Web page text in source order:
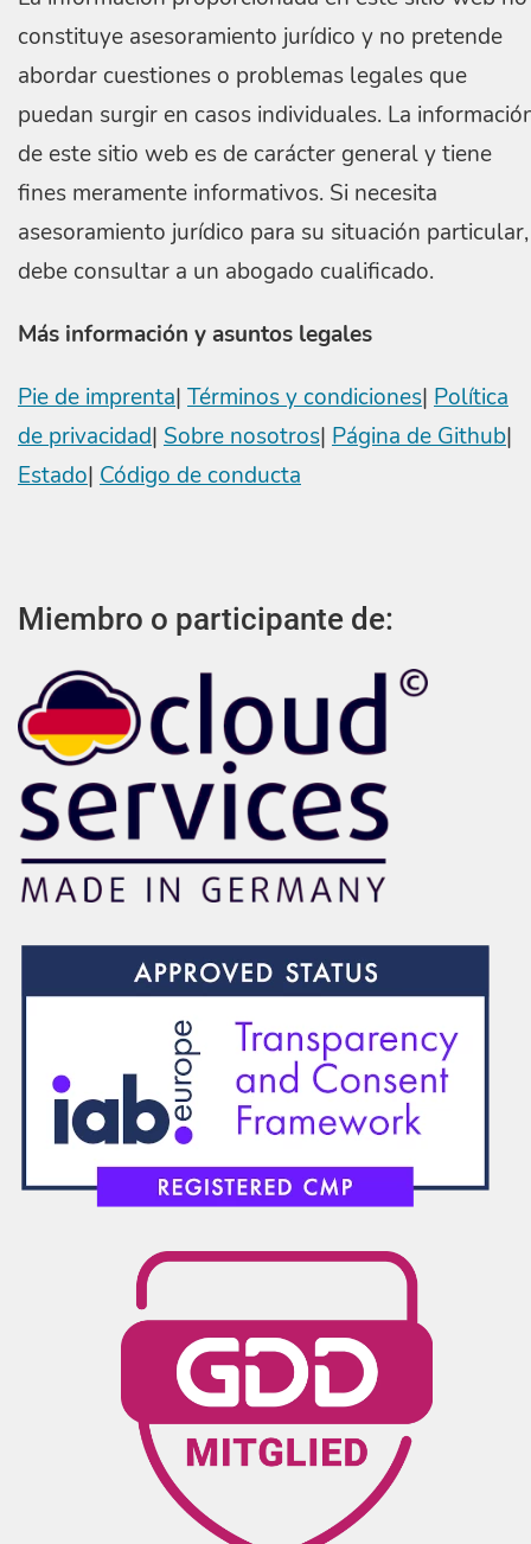
constituye asesoramiento jurídico y no pretende
abordar cuestiones o problemas legales que
puedan surgir en casos individuales. La
de este sitio web es de carácter general y tiene
fines meramente informativos. Si necesita
asesoramiento jurídico para su situación particular,
debe consultar a un abogado cualificado.
Más información y asuntos legales
Pie de imprenta| Términos y condiciones| Política
de privacidad| Sobre nosotros| Página de Github|
Estado| Código de conducta
Miembro o participante de: